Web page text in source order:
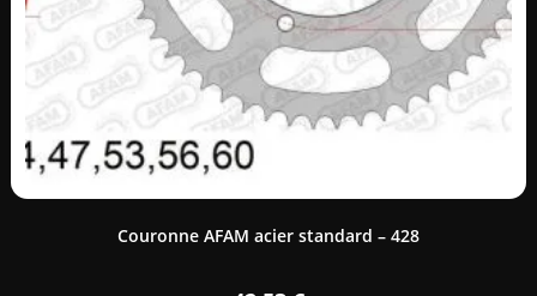
Couronne AFAM acier standard – 428